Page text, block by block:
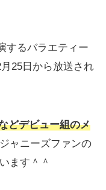
するバラエティー
25日から放送され
どデビュー組のメ
ャニーズファンの
ます＾＾